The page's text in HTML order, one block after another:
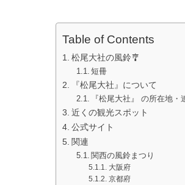
Table of Contents
松尾大社の風鈴🎐
短冊
『松尾大社』について
『松尾大社』 の所在地・
近くの観光スポット
公式サイト
関連
関西の風鈴まつり
大阪府
京都府